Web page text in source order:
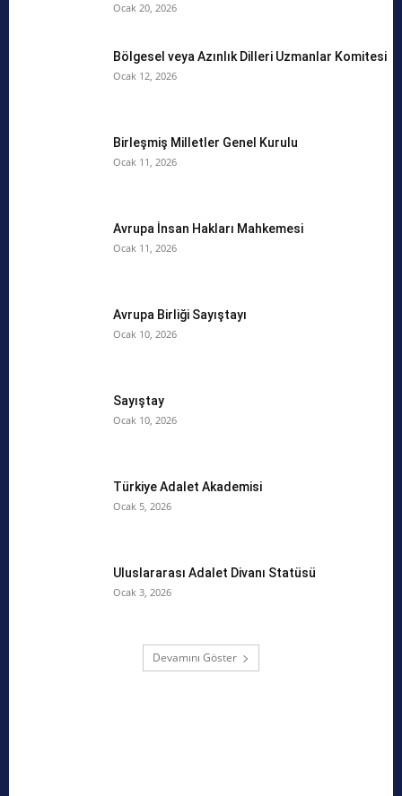
Ocak 20, 2026
Bölgesel veya Azınlık Dilleri Uzmanlar Komitesi
Ocak 12, 2026
Birleşmiş Milletler Genel Kurulu
Ocak 11, 2026
Avrupa İnsan Hakları Mahkemesi
Ocak 11, 2026
Avrupa Birliği Sayıştayı
Ocak 10, 2026
Sayıştay
Ocak 10, 2026
Türkiye Adalet Akademisi
Ocak 5, 2026
Uluslararası Adalet Divanı Statüsü
Ocak 3, 2026
Devamını Göster